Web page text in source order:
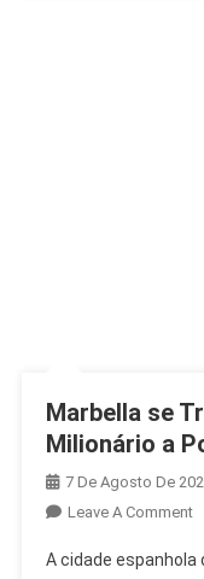
Marbella se
Milionário a
7 De Agosto De
Leave A CommentOn
A cidade espanhola